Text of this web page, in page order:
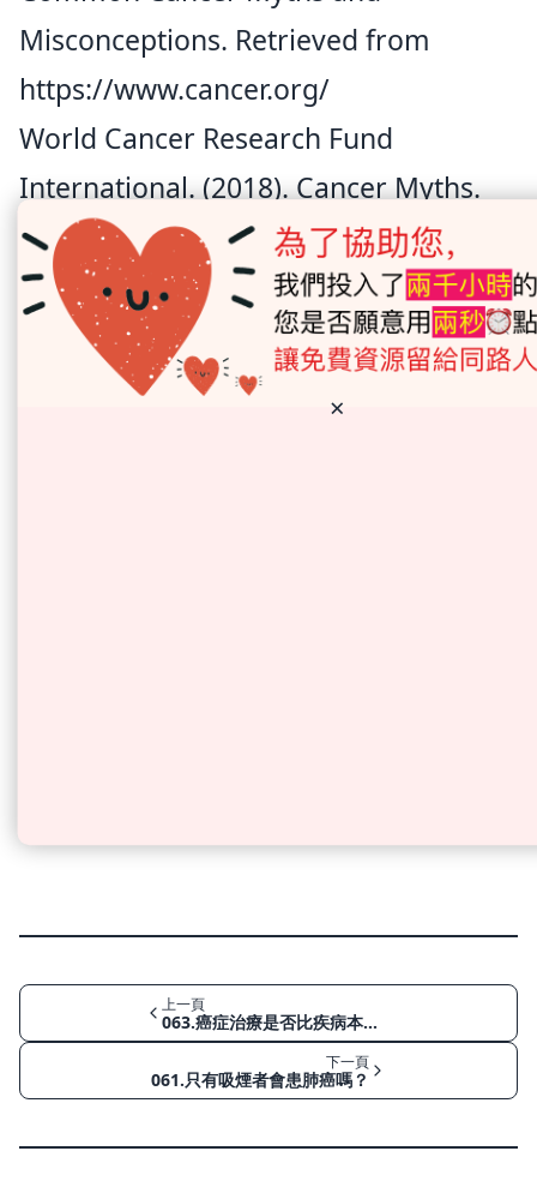
Misconceptions. Retrieved from
https://www.cancer.org/
World Cancer Research Fund
International. (2018). Cancer Myths.
Retrieved from https://www.wcrf.org/
積極預防癌症, 主動學習更多, 閱讀下一頁
063.癌症治療是否比疾病本身更糟糕？
上一頁
063.癌症治療是否比疾病本身更糟糕？
下一頁
061.只有吸煙者會患肺癌嗎？
×